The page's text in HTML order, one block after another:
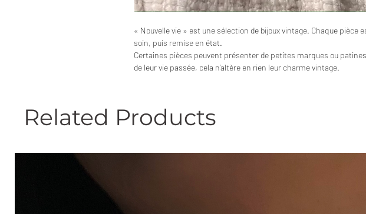
« Nouvelle vie » est une sélection de bijoux vintage. Chaque pièce
soin, puis remise en état.
Certaines pièces peuvent présenter de petites marques ou
de leur vie passée, cela n’altère en rien leur charme vintage.
Related Products